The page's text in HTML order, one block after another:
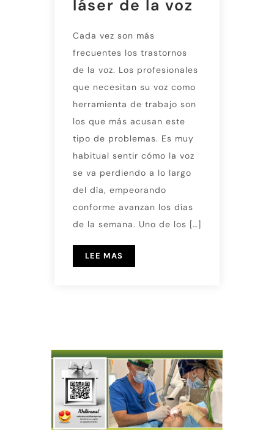
láser de la voz
Cada vez son más
frecuentes los trastornos
de la voz. Los profesionales
que necesitan su voz como
herramienta de trabajo son
los que más acusan este
tipo de problemas. Es muy
habitual sentir cómo la voz
se va perdiendo a lo largo
del día, empeorando
conforme avanzan los días
de la semana. Uno de los […]
LEE MAS